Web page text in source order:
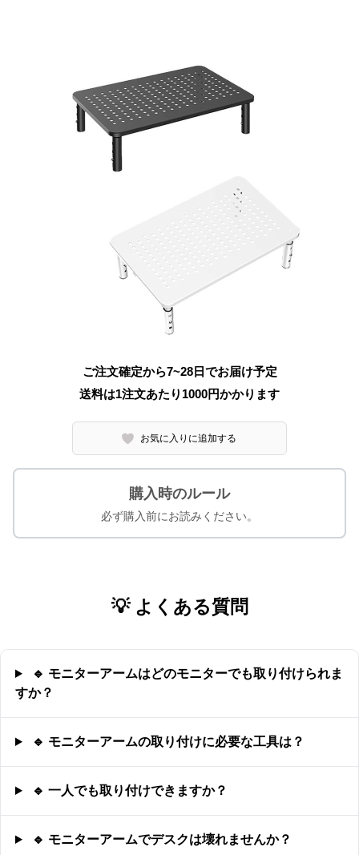
ご注文確定から7~28日でお届け予定
送料は1注文あたり 1000円かかります
お気に入りに追加する
購入時のルール
必ず購入前にお読みください。
💡 よくある質問
🔹 モニターアームはどのモニターでも取り付けられま
すか？
🔹 モニターアームの取り付けに必要な工具は？
🔹 一人でも取り付けできますか？
🔹 モニターアームでデスクは壊れませんか？